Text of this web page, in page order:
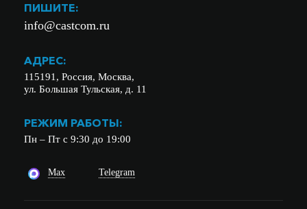
ПИШИТЕ:
info@castcom.ru
АДРЕС:
115191, Россия, Москва,
ул. Большая Тульская, д. 11
РЕЖИМ РАБОТЫ:
Пн – Пт с 9:30 до 19:00
Max Telegram